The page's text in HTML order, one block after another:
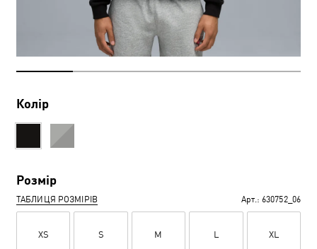
Колір
Розмір
ТАБЛИЦЯ РОЗМІРІВ Арт.: 630752_06
XS S M L XL